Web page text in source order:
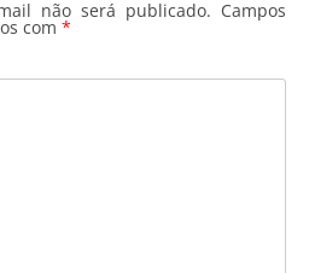
não será publicado. Campos
com *